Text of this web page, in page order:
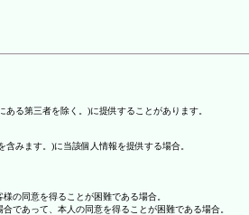
る第三者を除く。)に提供することがあります。
みます。)に当該個人情報を提供する場合。
の同意を得ることが困難である場合。
であって、本人の同意を得ることが困難である場合。